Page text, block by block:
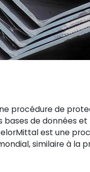
procédure de
bases de données et
est une
similaire à la